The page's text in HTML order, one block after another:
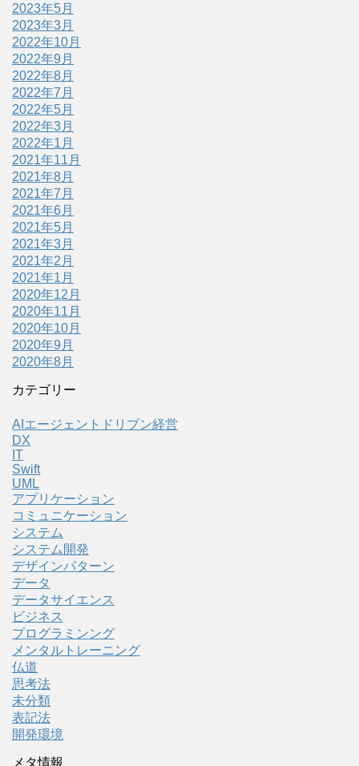
2023年5月
2023年3月
2022年10月
2022年9月
2022年8月
2022年7月
2022年5月
2022年3月
2022年1月
2021年11月
2021年8月
2021年7月
2021年6月
2021年5月
2021年3月
2021年2月
2021年1月
2020年12月
2020年11月
2020年10月
2020年9月
2020年8月
カテゴリー
AIエージェントドリブン経営
DX
IT
Swift
UML
アプリケーション
コミュニケーション
システム
システム開発
デザインパターン
データ
データサイエンス
ビジネス
プログラミンング
メンタルトレーニング
仏道
思考法
未分類
表記法
開発環境
メタ情報